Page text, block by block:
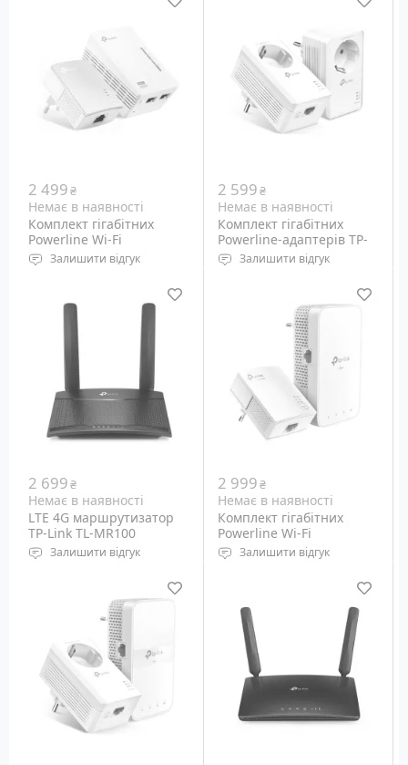
802.11ax/ac/n/a, 2.4 GHz
Порти: Ethernet
10/100/1000M, RJ-45 - 1+4
802.11ax/ac/n/a, 2.4 GHz
Порти: Ethernet
10/100/1000M, RJ-45 - 1
2 499₴
Немає в наявності
Комплект гігабітних
Powerline Wi-Fi
адаптеров TP-Link AV500
TL-WPA4220 KIT
Залишити відгук
Набір із 2 шт Powerline-
адаптерів TP-Link (TL-
WPA4220 та TL-PA4010)
стандарту HomePlug AV
для підключення
мережного обладнання з
електропроводки 220
Вольт.
2 599₴
Немає в наявності
Комплект гігабітних
Powerline-адаптерів TP-
Link AV1000 TL-PA7017P
KIT
Залишити відгук
Набір із 2 шт Powerline-
адаптерів стандарту
HomePlug AV2 для
підключення
мережевого обладнання
за існуючою
електропроводкою 220
Вольт зі швидкістю до 1
2 699₴
Немає в наявності
LTE 4G маршрутизатор
TP-Link TL-MR100
Залишити відгук
Wi-Fi: 2.4 GHz 802.11b/g/n
Порти: Ethernet 10/100M,
RJ-45 - 1+1 шт, Micro-SIM
2 999₴
Немає в наявності
Комплект гігабітних
Powerline Wi-Fi
адаптеров TP-Link AV1000
TL-WPA7517 KIT
Залишити відгук
Набір із 2 шт Powerline-
WPA7517 та TL-PA7017)
стандарту HomePlug AV2
для підключення
мережевого обладнання
з електропроводки 220
Вольт зі швидкістю до 1